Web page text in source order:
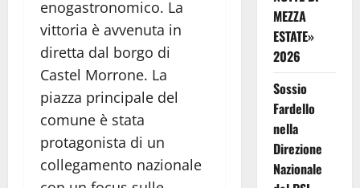
enogastronomico. La
vittoria è avvenuta in
diretta dal borgo di
Castel Morrone. La
piazza principale del
comune è stata
protagonista di un
collegamento nazionale
MEZZA
ESTATE»
2026
Sossio
Fardello
nella
Direzione
Nazionale